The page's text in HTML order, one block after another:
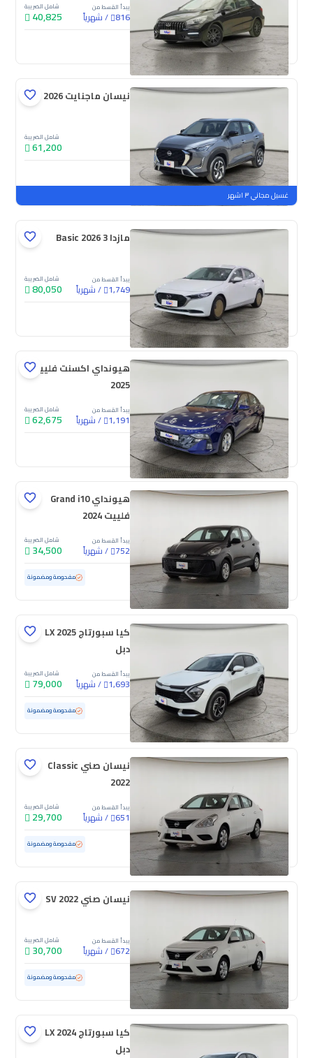
يبدأ القسط من
816
/شهرياً
شامل الضريبة
40,825
جديدة
نيسان ماجنايت S 2026
شامل الضريبة
61,200
جديدة
ملوحة
غسيل مجاني ٣ اشهر
مازدا 3 Basic 2026
يبدأ القسط من
1,749
/شهرياً
شامل الضريبة
80,050
جديدة ملوحة
هيونداي اكسنت فلييت
2025
يبدأ القسط من
1,191
/شهرياً
شامل الضريبة
62,675
جديدة
هيونداي Grand i10
فلييت 2024
يبدأ القسط من
752
/شهرياً
شامل الضريبة
34,500
مستعملة 88,594 كم مفحوصة ومضمونة
كيا سبورتاج LX 2025
دبل
يبدأ القسط من
1,693
/شهرياً
شامل الضريبة
79,000
مستعملة 34,344 كم ممشى قليل مفحوصة ومضمونة
نيسان صني Classic
2022
يبدأ القسط من
651
/شهرياً
شامل الضريبة
29,700
مستعملة 141,470 كم مفحوصة ومضمونة
نيسان صني SV 2022
يبدأ القسط من
672
/شهرياً
شامل الضريبة
30,700
مستعملة 131,890 كم مفحوصة ومضمونة
كيا سبورتاج LX 2024
دبل